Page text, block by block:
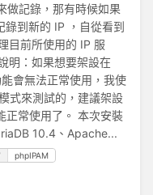
做記錄，那有時候如果
錄到新的 IP ，自從看到
目前所使用的 IP 服
明：如果想要架設在
會無法正常使用，我使
式來測試的，建議架設
正常使用了。 本次安裝
10.4、Apache...
phpIPAM